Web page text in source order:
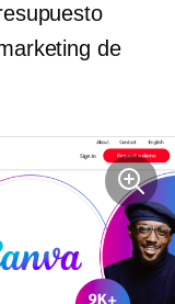
de